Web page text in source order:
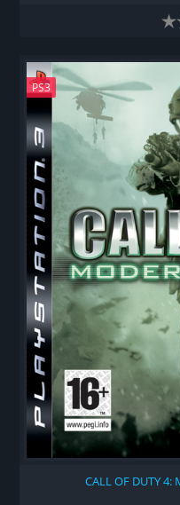
PS3
CALL OF DUTY 4: